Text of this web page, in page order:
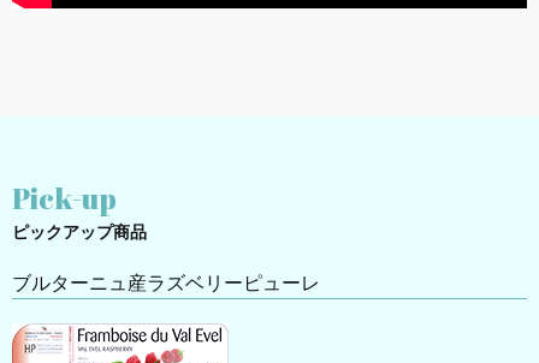
Pick-up
ピックアップ商品
ブルターニュ産ラズベリーピューレ